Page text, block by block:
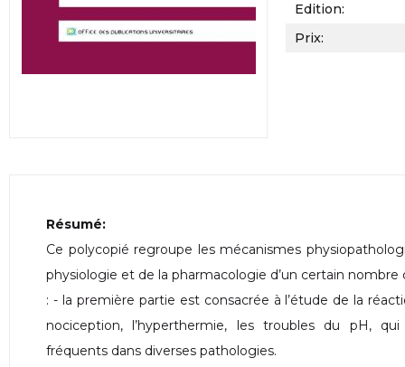
Edition:
Prix:
Résumé:
Ce polycopié regroupe les mécanismes
physiologie et de la pharmacologie d’un certain
: - la première partie est consacrée à l’étude de la
nociception, l’hyperthermie, les troubles du pH,
fréquents dans diverses pathologies.